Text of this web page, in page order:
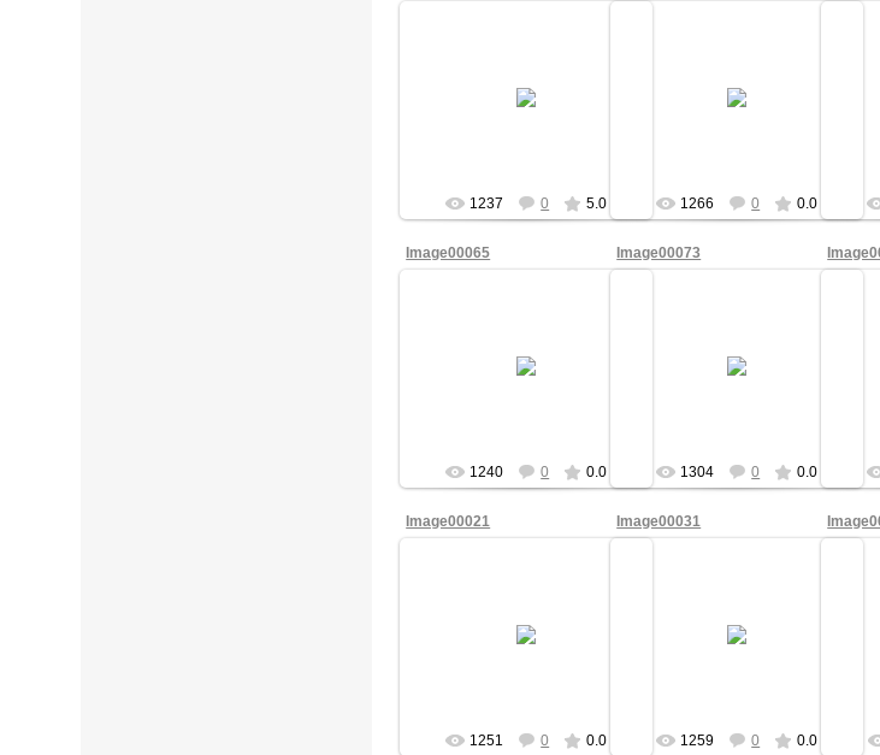
1237 0 5.0 1266 0 0.0
Image00065
1240 0 0.0
Image00073
1304 0 0.0
Image00021
1251 0 0.0
Image00031
1259 0 0.0